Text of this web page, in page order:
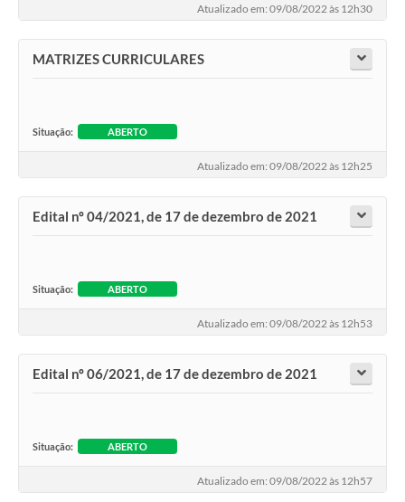
Atualizado em: 09/08/2022 às 12h30
MATRIZES CURRICULARES
Situação: ABERTO
Atualizado em: 09/08/2022 às 12h25
Edital nº 04/2021, de 17 de dezembro de 2021
Situação: ABERTO
Atualizado em: 09/08/2022 às 12h53
Edital nº 06/2021, de 17 de dezembro de 2021
Situação: ABERTO
Atualizado em: 09/08/2022 às 12h57